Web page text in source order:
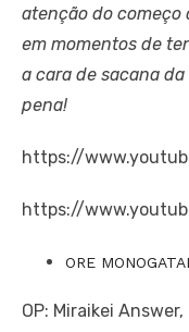
atenção do começo
em momentos de
a cara de sacana
pena!
https://
https://
ORE
OP: Miraikei Answer,